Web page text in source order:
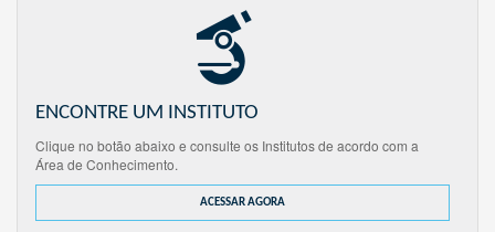
ENCONTRE UM INSTITUTO
Clique no botão abaixo e consulte os Institutos de acordo com a
Área de Conhecimento.
ACESSAR AGORA